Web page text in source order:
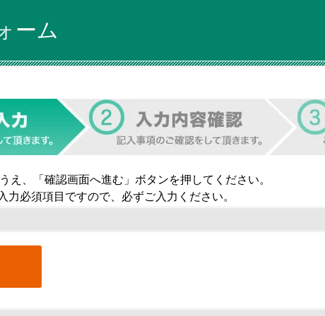
ーム
え、「確認画面へ進む」ボタンを押してください。
力必須項目ですので、必ずご入力ください。